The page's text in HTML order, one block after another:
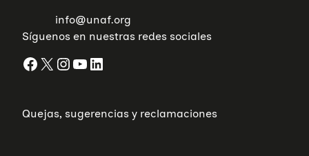
info@unaf.org
Síguenos en nuestras redes sociales
Facebook X InstagramYouTube LinkedIn
Quejas, sugerencias y reclamaciones